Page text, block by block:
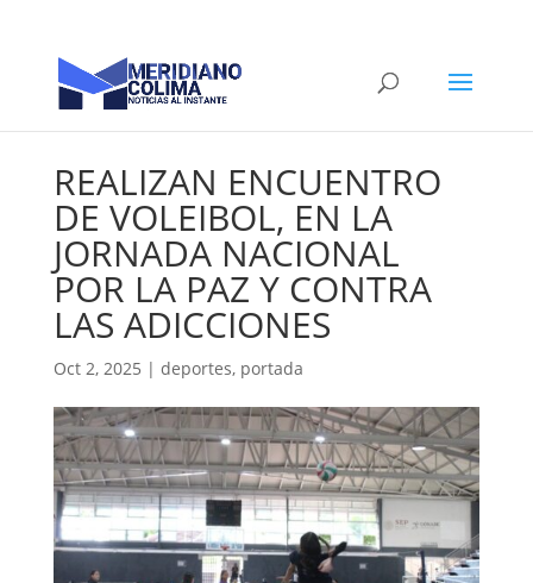
REALIZAN ENCUENTRO
DE VOLEIBOL, EN LA
JORNADA NACIONAL
POR LA PAZ Y CONTRA
LAS ADICCIONES
Oct 2, 2025 | deportes, portada